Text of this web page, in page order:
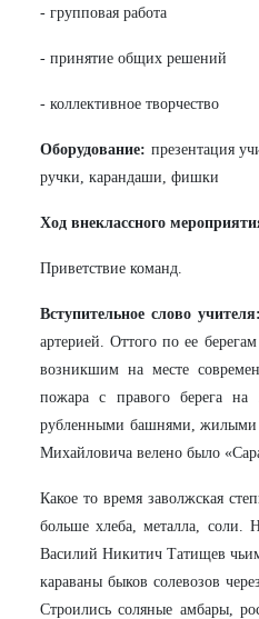
- групповая работа
- принятие общих решений
- коллективное творчество
Оборудование: презентация
ручки, карандаши, фишки
Ход внеклассного
Приветствие команд.
Вступительное слово учителя:
артерией. Оттого по ее
возникшим на месте
пожара с правого берега
рубленными башнями, жилыми
Михайловича велено было
Какое то время заволжская
больше хлеба, металла, соли.
Василий Никитич Татищев
караваны быков солевозов
Строились соляные амбары,